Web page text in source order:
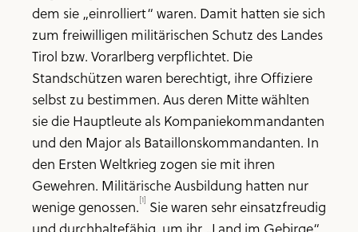
dem sie „einrolliert“ waren. Damit hatten sie sich
zum freiwilligen militärischen Schutz des Landes
Tirol bzw. Vorarlberg verpflichtet. Die
Standschützen waren berechtigt, ihre Offiziere
selbst zu bestimmen. Aus deren Mitte wählten
sie die Hauptleute als Kompaniekommandanten
und den Major als Bataillonskommandanten. In
den Ersten Weltkrieg zogen sie mit ihren
Gewehren. Militärische Ausbildung hatten nur
wenige genossen.[1] Sie waren sehr einsatzfreudig